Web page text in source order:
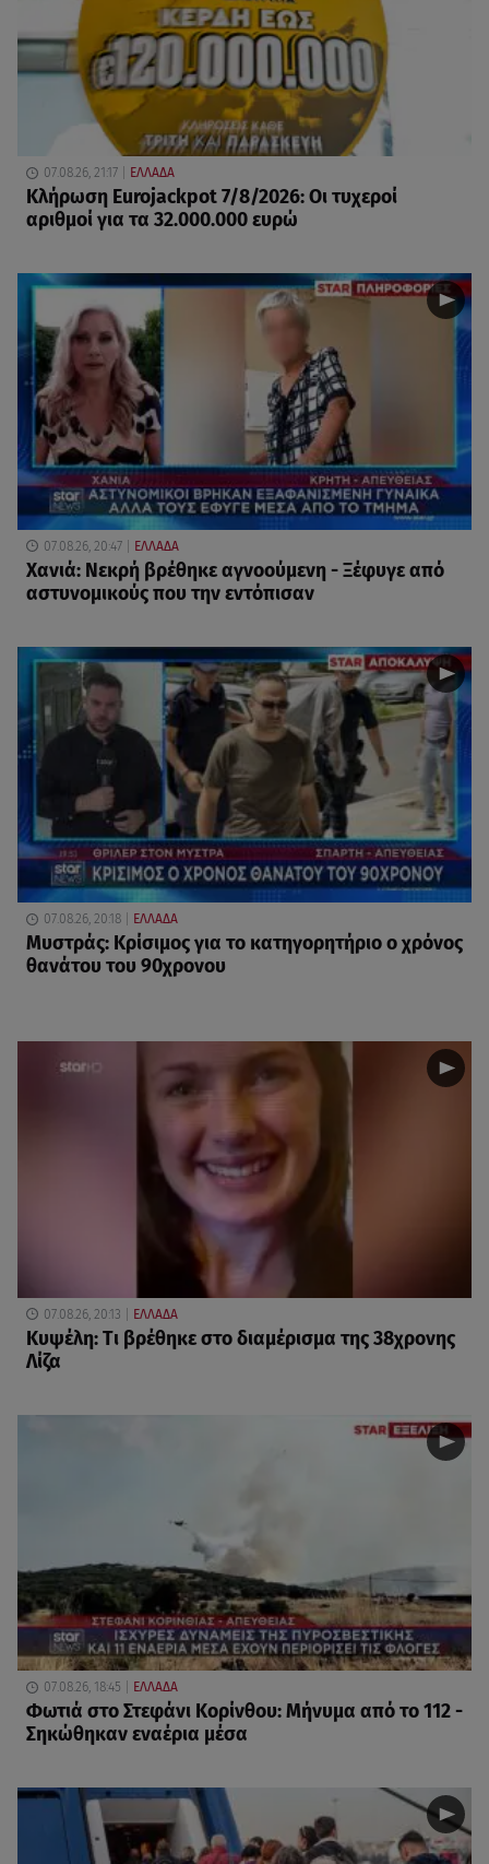
07.08.26, 21:17 ΕΛΛΑΔΑ
Κλήρωση Eurojackpot 7/8/2026: Οι τυχεροί
αριθμοί για τα 32.000.000 ευρώ
07.08.26, 20:47 ΕΛΛΑΔΑ
Χανιά: Νεκρή βρέθηκε αγνοούμενη - Ξέφυγε από
αστυνομικούς που την εντόπισαν
07.08.26, 20:18 ΕΛΛΑΔΑ
Μυστράς: Κρίσιμος για το κατηγορητήριο ο χρόνος
θανάτου του 90χρονου
07.08.26, 20:13 ΕΛΛΑΔΑ
Κυψέλη: Tι βρέθηκε στο διαμέρισμα της 38χρονης
Λίζα
07.08.26, 18:45 ΕΛΛΑΔΑ
Φωτιά στο Στεφάνι Κορίνθου: Μήνυμα από το 112 -
Σηκώθηκαν εναέρια μέσα